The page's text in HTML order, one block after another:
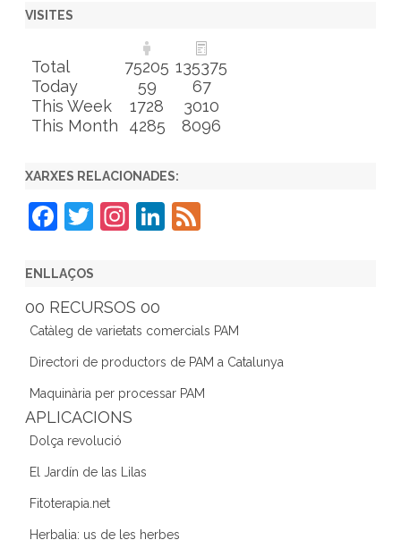
VISITES
Total 75205 135375
Today
59
67
This Week
1728
3010
This Month
4285 8096
XARXES RELACIONADES:
F
c
e
b
o
o
k
T
er
In
gr
a
m
Li
dI
n
ENLLAÇOS
00 RECURSOS 00
Catàleg de varietats comercials PAM
Directori de productors de PAM a Catalunya
Maquinària per processar PAM
APLICACIONS
Dolça revolució
El Jardín de las Lilas
Fitoterapia.net
Herbalia: us de les herbes